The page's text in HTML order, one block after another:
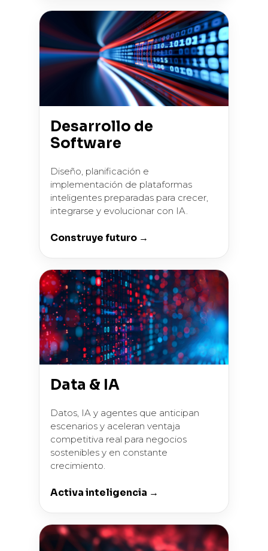
Desarrollo de
Software
Diseño, planificación e
implementación de plataformas
inteligentes preparadas para crecer,
integrarse y evolucionar con IA.
Construye futuro →
Data & IA
Datos, IA y agentes que anticipan
escenarios y aceleran ventaja
competitiva real para negocios
sostenibles y en constante
crecimiento.
Activa inteligencia →